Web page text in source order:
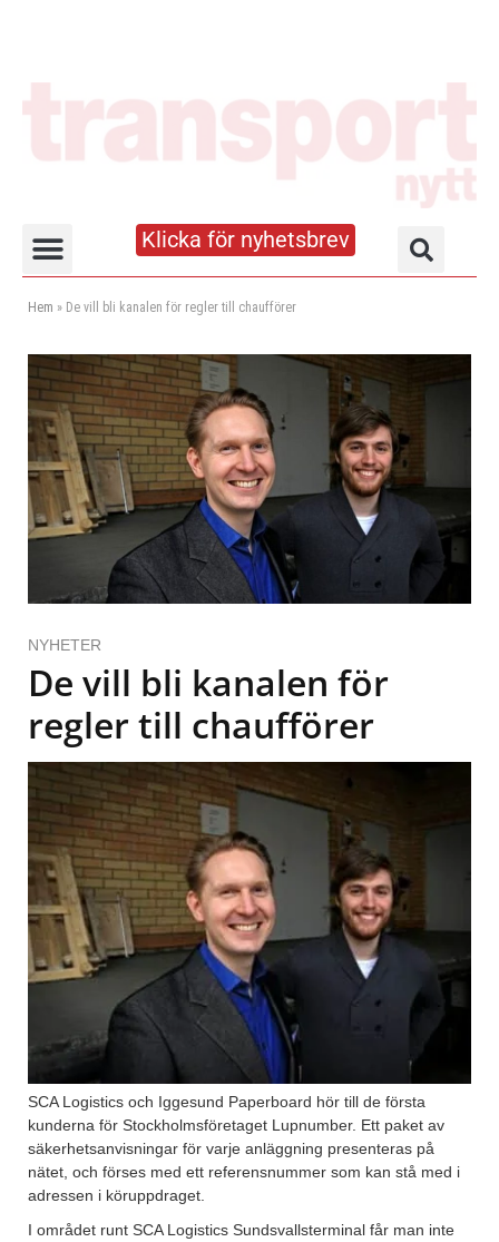
Klicka för nyhetsbrev
Hem » De vill bli kanalen för regler till chaufförer
NYHETER
De vill bli kanalen för
regler till chaufförer
SCA Logistics och Iggesund Paperboard hör till de första
kunderna för Stockholmsföretaget Lupnumber. Ett paket av
säkerhetsanvisningar för varje anläggning presenteras på
nätet, och förses med ett referensnummer som kan stå med i
adressen i köruppdraget.
I området runt SCA Logistics Sundsvallsterminal får man inte